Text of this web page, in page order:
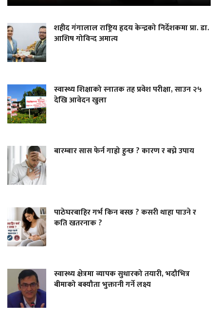
शहीद गंगालाल राष्ट्रिय हृदय केन्द्रको निर्देशकमा प्रा. डा.
आशिष गोविन्द अमात्य
स्वास्थ्य शिक्षाको स्नातक तह प्रवेश परीक्षा, साउन २५
देखि आवेदन खुला
बारम्बार सास फेर्न गाह्रो हुन्छ ? कारण र बच्ने उपाय
पाठेघरबाहिर गर्भ किन बस्छ ? कसरी थाहा पाउने र
कति खतरनाक ?
स्वास्थ्य क्षेत्रमा व्यापक सुधारको तयारी, भदौभित्र
बीमाको बक्यौता भुक्तानी गर्ने लक्ष्य